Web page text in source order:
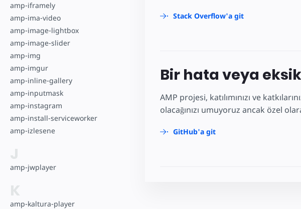
amp-iframely
amp-ima-video
amp-image-lightbox
amp-image-slider
amp-img
amp-imgur
amp-inline-gallery
amp-inputmask
amp-instagram
amp-install-serviceworker
amp-izlesene
J
amp-jwplayer
K
amp-kaltura-player
Stack Overflow'a git
Bir hata veya
AMP projesi, katılımınızı ve
olacağınızı umuyoruz ancak özel
GitHub'a git